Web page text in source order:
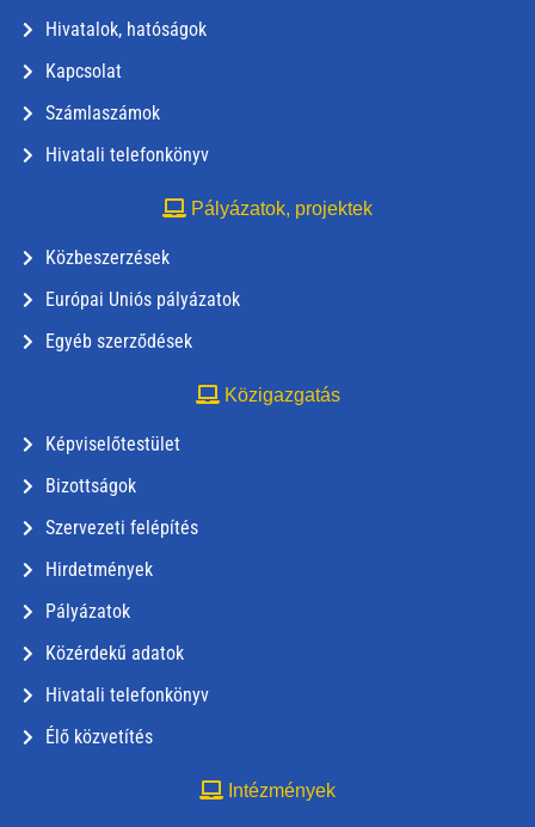
Hivatalok, hatóságok
Kapcsolat
Számlaszámok
Hivatali telefonkönyv
Pályázatok, projektek
Közbeszerzések
Európai Uniós pályázatok
Egyéb szerződések
Közigazgatás
Képviselőtestület
Bizottságok
Szervezeti felépítés
Hirdetmények
Pályázatok
Közérdekű adatok
Hivatali telefonkönyv
Élő közvetítés
Intézmények